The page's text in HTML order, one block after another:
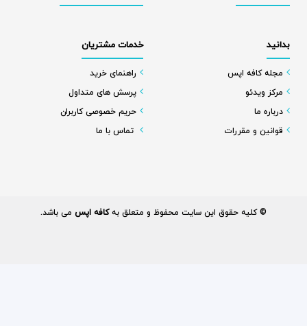
خدمات مشتریان
راهنمای خرید
پرسش های متداول
حریم خصوصی کاربران
تماس با ما
بدانید
مجله کافه اپس
مرکز ویدئو
درباره ما
قوانین و مقررات
© کلیه حقوق این سایت محفوظ و متعلق بهکافه اپس می باشد.